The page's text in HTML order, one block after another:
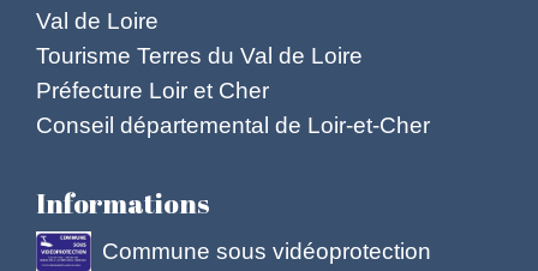
Val de Loire
Tourisme Terres du Val de Loire
Préfecture Loir et Cher
Conseil départemental de Loir-et-Cher
Informations
Commune sous vidéoprotection